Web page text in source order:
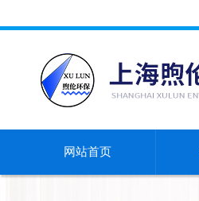
网站首页